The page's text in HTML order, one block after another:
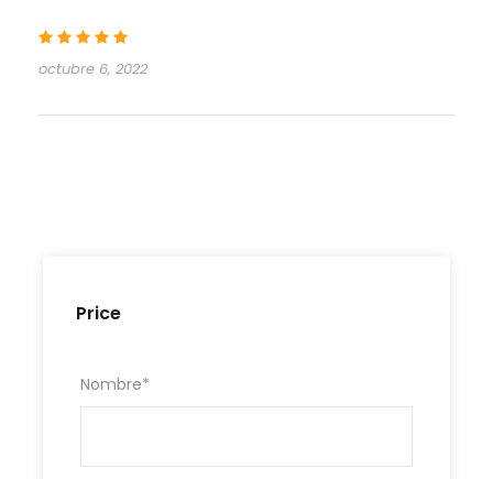
Price
Nombre*
octubre 6, 2022